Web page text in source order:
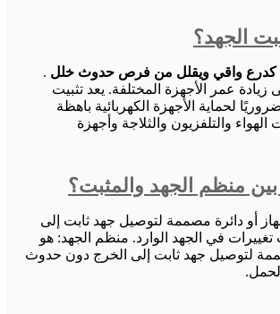
الجهد؟
كدرع واقي ويقلل من فرص حدوث خلل .
زيادة عمر الأجهزة المختلفة. يعد تثبيت
لحماية الأجهزة الكهربائية باهظة
والتلفزيون والثلاجة وأجهزة
منظم الجهد والمثبت؟
أو دائرة مصممة لتوصيل جهد ثابت إلى
في الجهد الوارد. منظم الجهد: هو
لتوصيل جهد ثابت إلى الخرج دون حدوث